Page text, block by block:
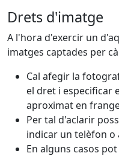
Drets d'imatge
A l'hora d'exercir un
imatges captades per
Cal afegir la
el dret i especificar
aproximat en
Per tal d'aclarir
indicar un telèfon o
En alguns casos